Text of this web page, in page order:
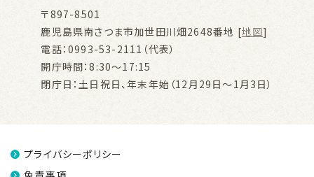
〒897-8501
鹿児島県南さつま市加世田川畑2648番地 [地図]
電話：0993-53-2111（代表）
開庁時間：8:30～17:15
閉庁日：土日祝日、年末年始（12月29日～1月3日）
プライバシーポリシー